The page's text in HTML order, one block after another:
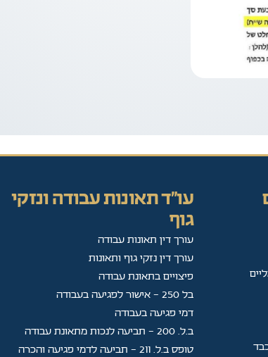
עו"ד תאונות עבודה ונזקי
גוף
עורך דין תאונות עבודה
עורך דין נזקי גוף ותאונות
פיצויים בתאונת עבודה
בל 250 - אישור לפגיעה בעבודה
דמי פגיעה בעבודה
ב.ל. 200 - תביעה לנכות מתאונת עבודה
טופס ב.ל. 211 - תביעה לדמי פגיעה והכרה